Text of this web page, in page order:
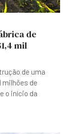
mil
de uma
milhões de
o início da